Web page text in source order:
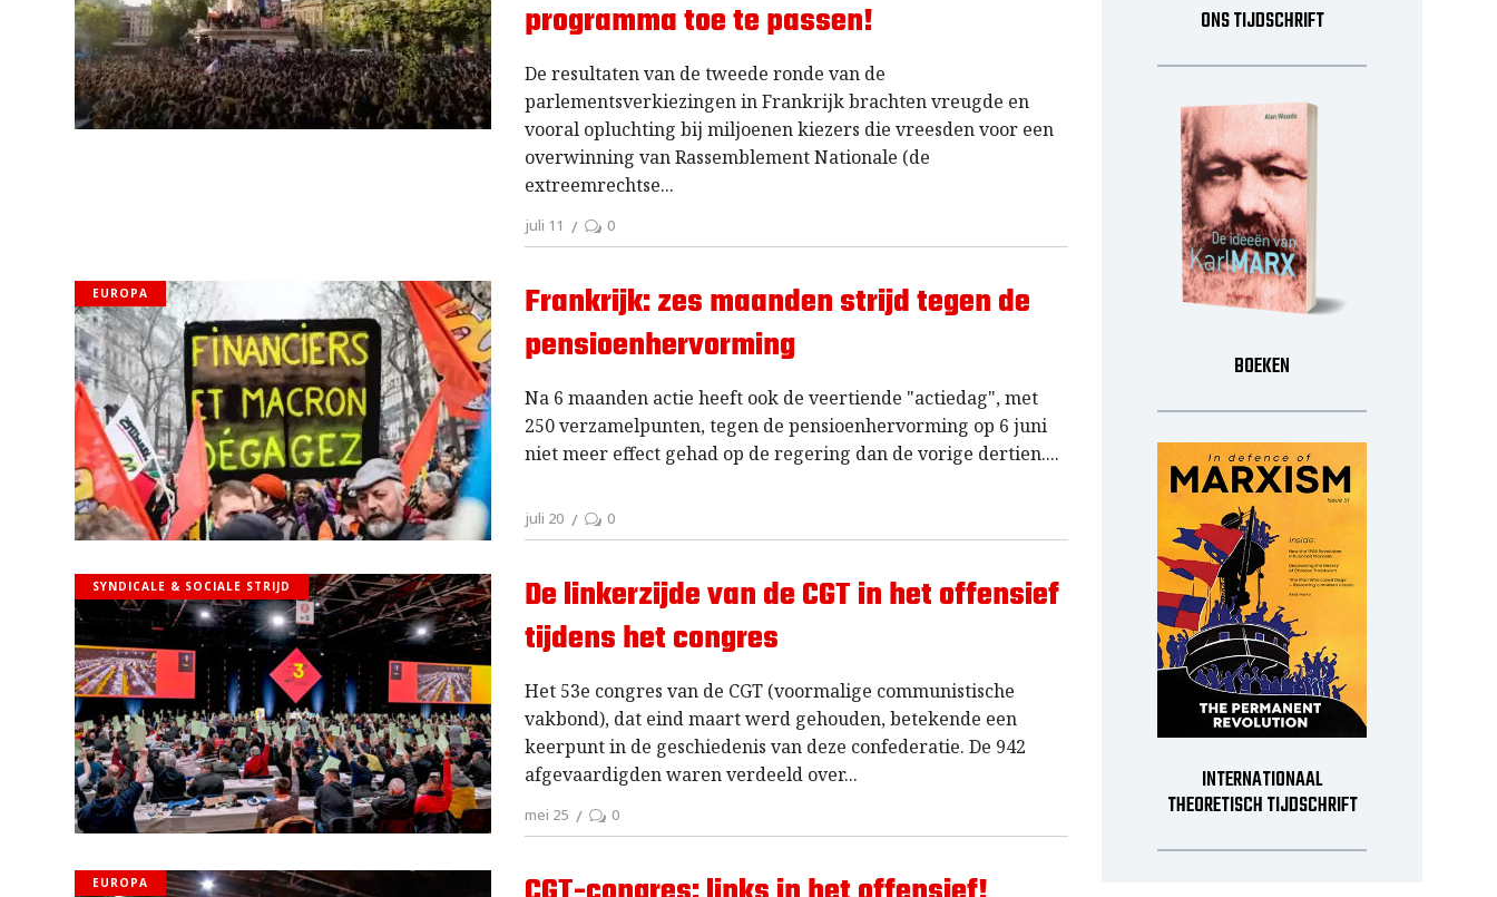
programma toe te passen!
De resultaten van de tweede ronde van de
parlementsverkiezingen in Frankrijk brachten vreugde en
vooral opluchting bij miljoenen kiezers die vreesden voor een
overwinning van Rassemblement Nationale (de
extreemrechtse
juli 11 0
EUROPA
Frankrijk: zes maanden strijd tegen de
pensioenhervorming
Na 6 maanden actie heeft ook de veertiende "actiedag", met
250 verzamelpunten, tegen de pensioenhervorming op 6 juni
niet meer effect gehad op de regering dan de vorige dertien.
juli 20 0
SYNDICALE & SOCIALE STRIJD
De linkerzijde van de CGT in het offensief
tijdens het congres
Het 53e congres van de CGT (voormalige communistische
vakbond), dat eind maart werd gehouden, betekende een
keerpunt in de geschiedenis van deze confederatie. De 942
afgevaardigden waren verdeeld over
mei 25 0
EUROPA
ONS TIJDSCHRIFT
BOEKEN
INTERNATIONAAL
THEORETISCH TIJDSCHRIFT